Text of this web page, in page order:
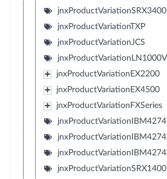
jnxProductVariationSRX3400
jnxProductVariationTXP
jnxProductVariationJCS
jnxProductVariationLN1000V
jnxProductVariationEX2200
jnxProductVariationEX4500
jnxProductVariationFXSeries
jnxProductVariationSRX1400